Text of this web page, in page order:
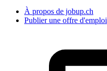
À propos de jobup.ch
Publier une offre d'emploi